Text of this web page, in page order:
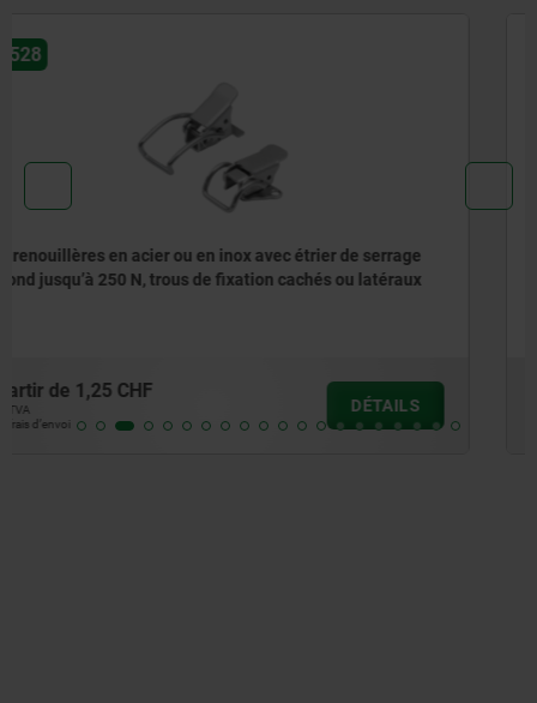
Grenouillères en acier ou en inox avec étrier de serrage
jusqu’à 4 400 N, trous de fixation cachés
à partir de
hors frais d’envoi